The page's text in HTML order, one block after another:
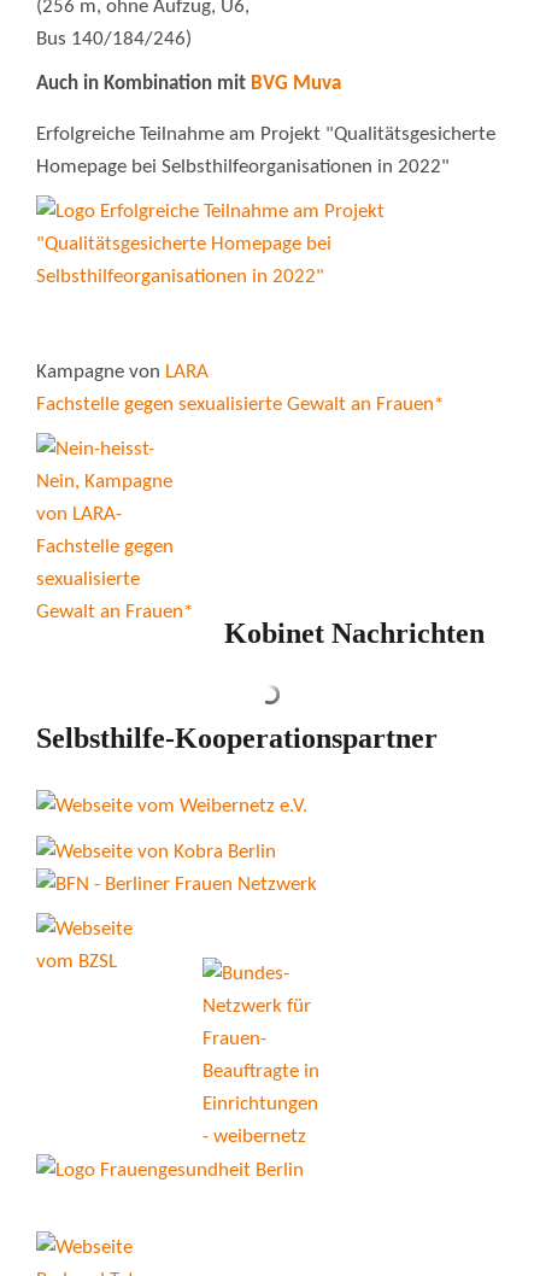
(256 m, ohne Aufzug, U6,
Bus 140/184/246)
Auch in Kombination mit BVG Muva
Erfolgreiche Teilnahme am Projekt "Qualitätsgesicherte
Homepage bei Selbsthilfeorganisationen in 2022"
Kampagne von LARA
Fachstelle gegen sexualisierte Gewalt an Frauen*
Kobinet Nachrichten
Selbsthilfe-Kooperationspartner